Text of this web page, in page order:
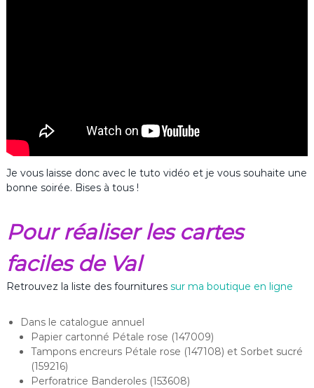
Je vous laisse donc avec le tuto vidéo et je vous souhaite une
bonne soirée. Bises à tous !
Pour réaliser les cartes
faciles de Val
Retrouvez la liste des fournitures sur ma boutique en ligne
Dans le catalogue annuel
Papier cartonné Pétale rose (147009)
Tampons encreurs Pétale rose (147108) et Sorbet sucré
(159216)
Perforatrice Banderoles (153608)